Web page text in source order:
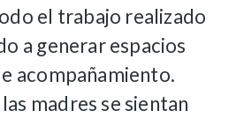
el trabajo realizado
a generar espacios
acompañamiento.
madres se sientan